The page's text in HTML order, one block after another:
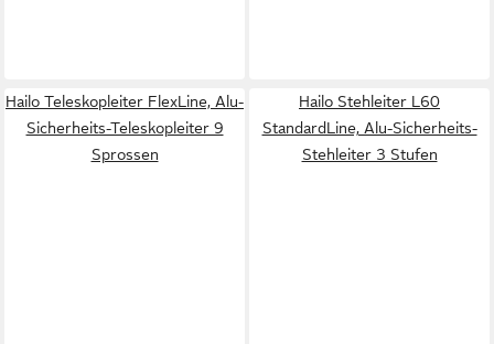
Hailo Teleskopleiter FlexLine, Alu-
Sicherheits-Teleskopleiter 9
Sprossen
Hailo Stehleiter L60
StandardLine, Alu-Sicherheits-
Stehleiter 3 Stufen